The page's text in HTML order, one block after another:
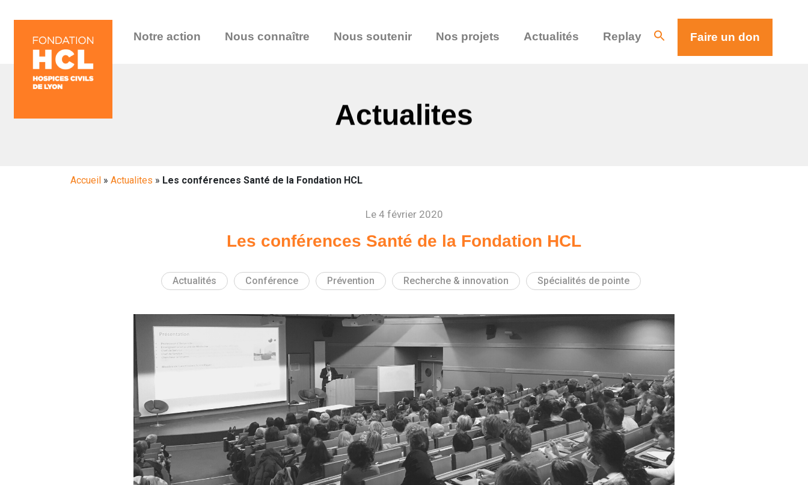
Notre action Nous connaître Nous soutenir Nos projets Actualités Replay Faire un don
Actualites
Accueil » Actualites » Les conférences Santé de la Fondation HCL
Le 4 février 2020
Les conférences Santé de la Fondation HCL
Actualités Conférence Prévention Recherche & innovation Spécialités de pointe